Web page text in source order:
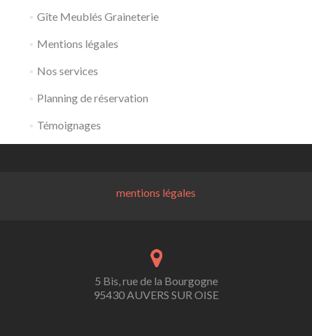
Gîte Meublés Graineterie
Mentions légales
Nos services
Planning de réservation
Témoignages
mentions légales
5 Bis, rue de la Bourgogne
95430 AUVERS SUR OISE